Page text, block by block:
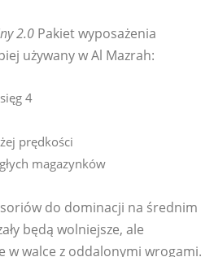
2.0 Pakiet wyposażenia
używany w Al Mazrah:
4
prędkości
magazynków
do dominacji na średnim
będą wolniejsze, ale
w walce z oddalonymi wrogami.